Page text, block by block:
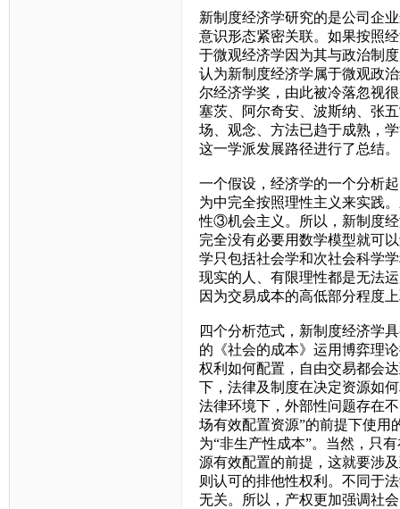
新制度经济学研究的是公司企
意识形态紧密关联。如果按照
于微观经济学因为其与政治制
认为新制度经济学属于微观政
尔经济学奖，由此被冷落忽视
塞茨、阿尔奇安、波斯纳、张
场、观念、方法已趋于成熟，
这一学派发展路径进行了总结。
一个假设，经济学的一个分析
为中完全按照理性主义来实践
性③机会主义。所以，新制度
完全没有必要用数学模型就可
学只包括社会学和次社会科学
现实的人、有限理性都是无法
因为交易成本的高低部分程度
四个分析范式，新制度经济学
的《社会的成本》运用博弈理
权利如何配置，自由交易都会
下，法律及制度在决定资源如
法律环境下，外部性问题存在
场有效配置资源”的前提下使用
为“非生产性成本”。当然，只
源有效配置的前提，这就要涉
则认可的排他性权利。不同于
无关。所以，产权更加强调社